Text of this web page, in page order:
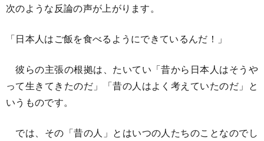
次のような反論の声が上がります。
「日本人はご飯を食べるようにできているんだ！」
彼らの主張の根拠は、たいてい「昔から日本人はそうや
って生きてきたのだ」「昔の人はよく考えていたのだ」と
いうものです。
では、その「昔の人」とはいつの人たちのことなのでし